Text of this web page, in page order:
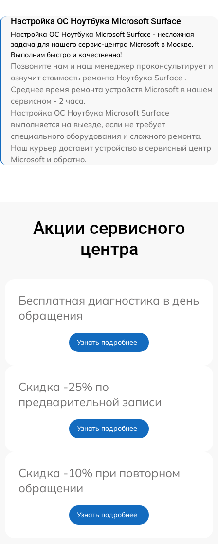
Настройка ОС Ноутбука Microsoft Surface
Настройка ОС Ноутбука Microsoft Surface - несложная
задача для нашего сервис-центра Microsoft в Москве.
Выполним быстро и качественно!
Позвоните нам и наш менеджер проконсультирует и
озвучит стоимость ремонта Ноутбука Surface .
Среднее время ремонта устройств Microsoft в нашем
сервисном - 2 часа.
Настройка ОС Ноутбука Microsoft Surface
выполняется на выезде, если не требует
специального оборудования и сложного ремонта.
Наш курьер доставит устройство в сервисный центр
Microsoft и обратно.
Акции сервисного
центра
Бесплатная диагностика в день
обращения
Узнать подробнее
Скидка -25% по
предварительной записи
Узнать подробнее
Скидка -10% при повторном
обращении
Узнать подробнее